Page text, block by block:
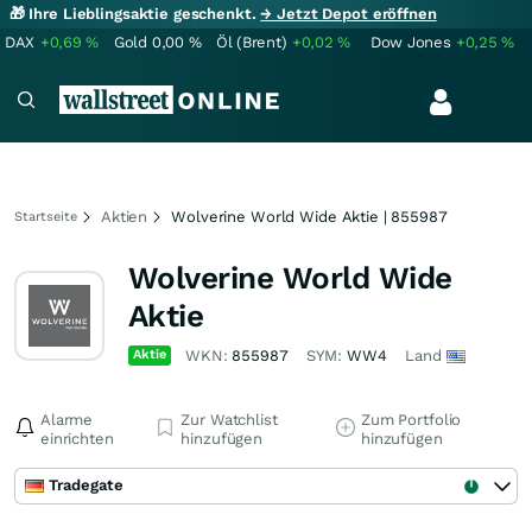
🎁 Ihre Lieblingsaktie geschenkt.→ Jetzt Depot eröffnen
DAX +0,69% Gold 0,00 % Öl (Brent) +0,02% Dow Jones +0,25%
Startseite Aktien Wolverine World Wide Aktie | 855987
Wolverine World Wide
Aktie
Aktie WKN: 855987 SYM: WW4 Land
Alarme
einrichten
Zur Watchlist
hinzufügen
Zum Portfolio
hinzufügen
Tradegate